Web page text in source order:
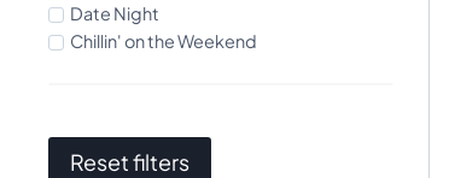
Date Night
Chillin' on the Weekend
Reset filters